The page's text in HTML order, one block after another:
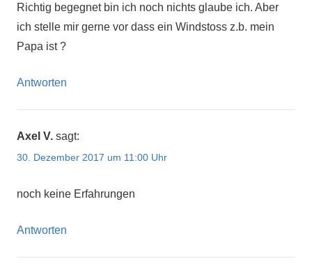
Richtig begegnet bin ich noch nichts glaube ich. Aber
ich stelle mir gerne vor dass ein Windstoss z.b. mein
Papa ist ?
Antworten
Axel V. sagt:
30. Dezember 2017 um 11:00 Uhr
noch keine Erfahrungen
Antworten